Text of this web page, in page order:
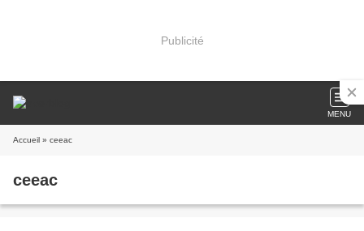
Publicité
MENU
Accueil » ceeac
ceeac